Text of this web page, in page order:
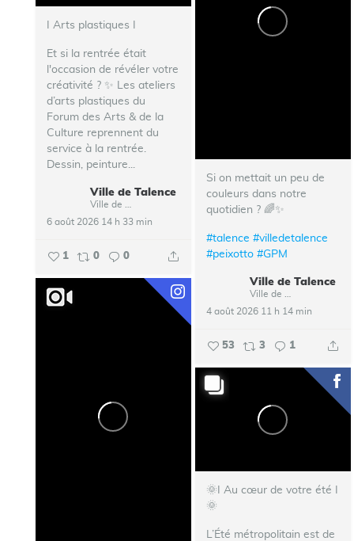
I Arts plastiques I
Et si la rentrée était
l'occasion de révéler votre
créativité ? ✨ Les ateliers
d’arts plastiques du
Forum des Arts & de la
Culture reprennent du
service à la rentrée.
Dessin, peinture...
Ville de Talence
Ville de Talence
6 août 2026 14 h 33 min
1 0 0
Si on mettait un peu de
couleurs dans notre
quotidien ? 🌈✨
#talence #villedetalence
#peixotto #GPM
Ville de Talence
Ville de Talence
4 août 2026 11 h 14 min
53 3 1
🌞I Au cœur de votre été I
🌞
L’Été métropolitain est de